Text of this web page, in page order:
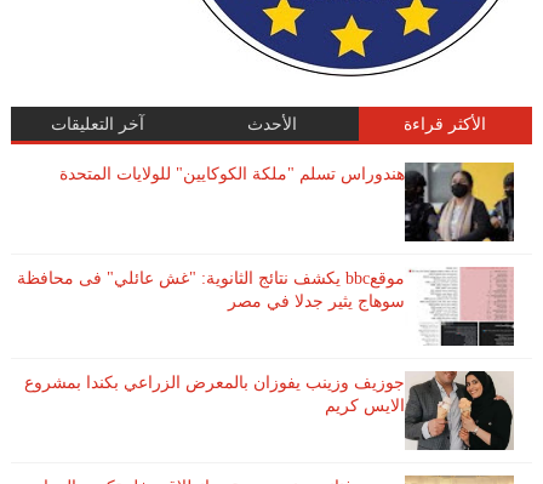
الأكثر قراءة الأحدث آخر التعليقات
هندوراس تسلم "ملكة الكوكايين" للولايات المتحدة
موقعbbc يكشف نتائج الثانوية: "غش عائلي" فى محافظة
سوهاج يثير جدلا في مصر
جوزيف وزينب يفوزان بالمعرض الزراعي بكندا بمشروع
الايس كريم